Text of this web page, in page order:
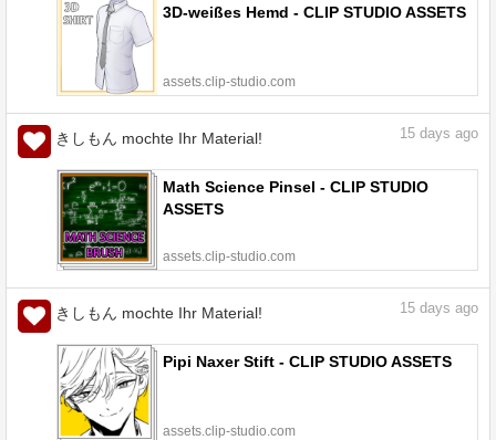
3D-weißes Hemd - CLIP STUDIO ASSETS
assets.clip-studio.com
きしもん mochte Ihr Material! 15 days ago
Math Science Pinsel - CLIP STUDIO
ASSETS
assets.clip-studio.com
きしもん mochte Ihr Material! 15 days ago
Pipi Naxer Stift - CLIP STUDIO ASSETS
assets.clip-studio.com